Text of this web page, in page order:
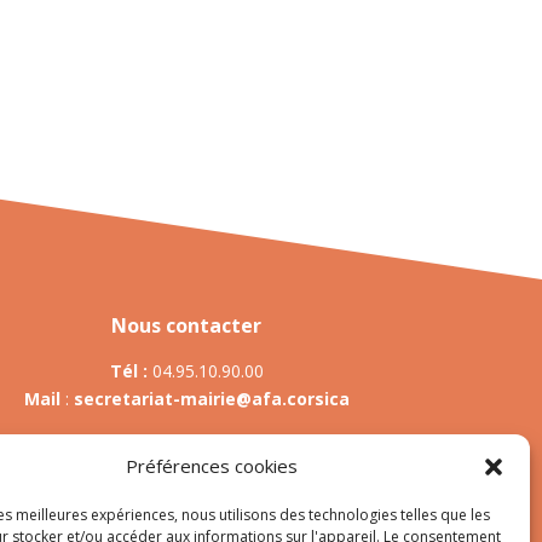
Préférences cookies
meilleures expériences, nous utilisons des technologies telles que les
stocker et/ou accéder aux informations sur l'appareil. Le consentement
Nous contacter
Tél : 04.95.10.90.00
Mail : secretariat-mairie@afa.corsica
785 Strada d’Afà – Merria 20167 Afa